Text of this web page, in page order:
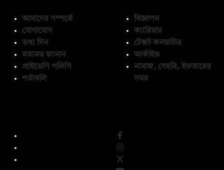
আমাদের সম্পর্কে
যোগাযোগ
তথ্য দিন
মতামত জানান
প্রাইভেসি পলিসি
শর্তাবলি
বিজ্ঞাপন
ক্যারিয়ার
টেক্সট কনভার্টার
আর্কাইভ
নামাজ, সেহরি, ইফতারের
সময়